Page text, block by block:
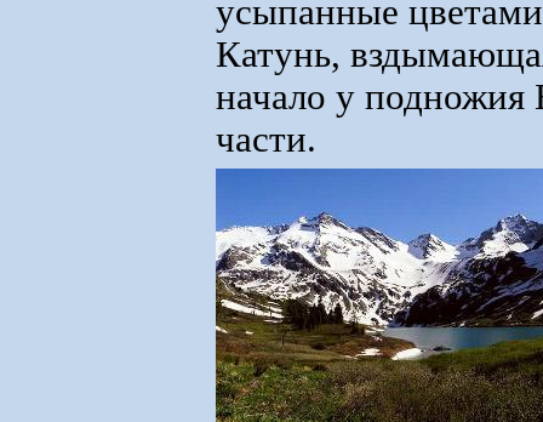
усыпанные
Катунь,
начало у подножия
части.